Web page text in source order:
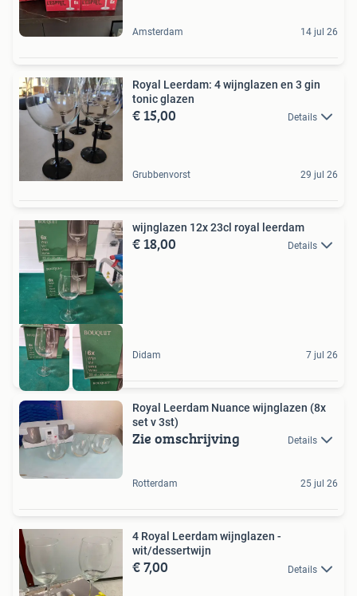
Amsterdam 14 jul 26
Royal Leerdam: 4 wijnglazen en 3 gin
tonic glazen
€ 15,00 Details
Grubbenvorst 29 jul 26
wijnglazen 12x 23cl royal leerdam
€ 18,00 Details
Didam 7 jul 26
Royal Leerdam Nuance wijnglazen (8x
set v 3st)
Zie omschrijving Details
Rotterdam 25 jul 26
4 Royal Leerdam wijnglazen -
wit/dessertwijn
€ 7,00 Details